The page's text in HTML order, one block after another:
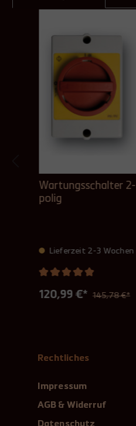
Wartungsschalter 2-
polig
Lieferzeit 2-3 Wochen
120,99 €* 145,78 €*
Rechtliches
Impressum
AGB & Widerruf
Datenschutz